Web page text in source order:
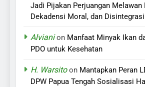
Jadi Pijakan Perjuangan Melawan
Dekadensi Moral, dan Disintegrasi
Alvianion Manfaat Minyak Ikan
PDO untuk Kesehatan
H. Warsitoon Mantapkan Peran
DPW Papua Tengah Sosialisasi